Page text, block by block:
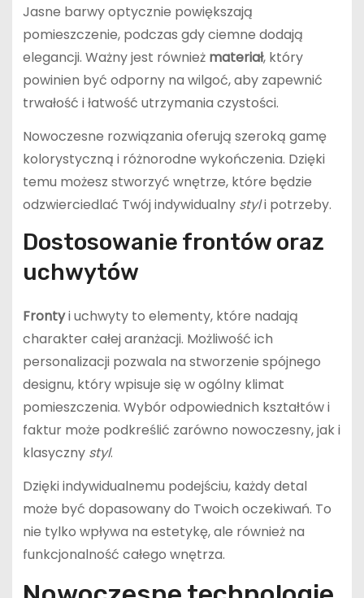
Jasne barwy optycznie powiększają
pomieszczenie, podczas gdy ciemne dodają
elegancji. Ważny jest również materiał, który
powinien być odporny na wilgoć, aby zapewnić
trwałość i łatwość utrzymania czystości.
Nowoczesne rozwiązania oferują szeroką gamę
kolorystyczną i różnorodne wykończenia. Dzięki
temu możesz stworzyć wnętrze, które będzie
odzwierciedlać Twój indywidualny styli potrzeby.
Dostosowanie frontów oraz
uchwytów
Frontyi uchwyty to elementy, które nadają
charakter całej aranżacji. Możliwość ich
personalizacji pozwala na stworzenie spójnego
designu, który wpisuje się w ogólny klimat
pomieszczenia. Wybór odpowiednich kształtów i
faktur może podkreślić zarówno nowoczesny, jak i
klasyczny styl.
Dzięki indywidualnemu podejściu, każdy detal
może być dopasowany do Twoich oczekiwań. To
nie tylko wpływa na estetykę, ale również na
funkcjonalność całego wnętrza.